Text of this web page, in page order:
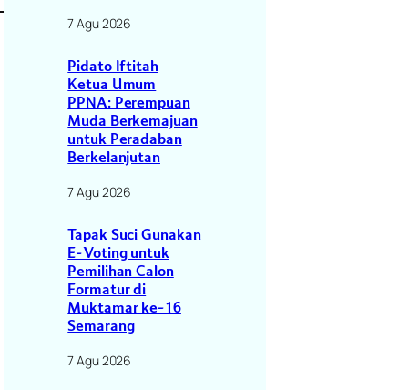
7 Agu 2026
Pidato Iftitah
Ketua Umum
PPNA: Perempuan
Muda Berkemajuan
untuk Peradaban
Berkelanjutan
7 Agu 2026
Tapak Suci Gunakan
E-Voting untuk
Pemilihan Calon
Formatur di
Muktamar ke-16
Semarang
7 Agu 2026